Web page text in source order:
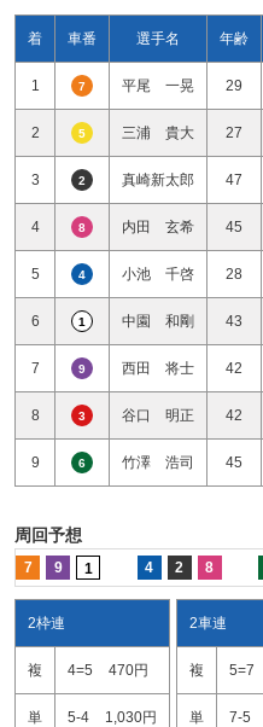
着 車番 選手名 年齢
1 7 平尾 一晃 29
2 5 三浦 貴大 27
3 2 真崎新太郎 47
4 8 内田 玄希 45
5 4 小池 千啓 28
6 1 中園 和剛 43
7 9 西田 将士 42
8 3 谷口 明正 42
9 6 竹澤 浩司 45
周回予想
7 9 1 4 2 8
2枠連
複 4=5 470円
単 5-4 1,030円
2車連
複 5=7
単 7-5